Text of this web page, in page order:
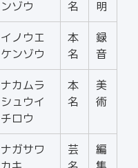
ンゾウ
名
明
イノウエ
ケンゾウ
本
名
録
音
ナカムラ
シュウイ
チロウ
本
名
美
術
ナガサワ
芸
編